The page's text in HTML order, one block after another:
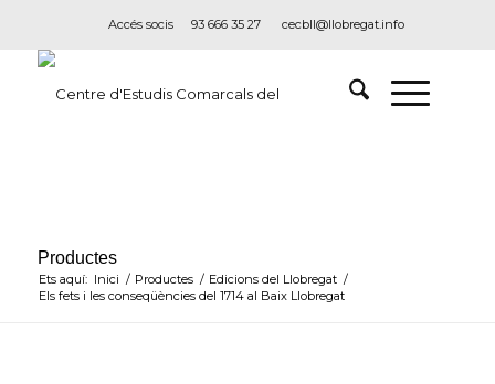
Accés socis 93 666 35 27 cecbll@llobregat.info
Productes
Ets aquí: Inici / Productes / Edicions del Llobregat /
Els fets i les conseqüències del 1714 al Baix Llobregat